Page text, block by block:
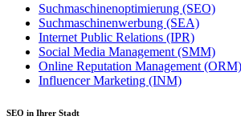
Suchmaschinenoptimierung (SEO)
Suchmaschinenwerbung (SEA)
Internet Public Relations (IPR)
Social Media Management (SMM)
Online Reputation Management (ORM)
Influencer Marketing (INM)
SEO in Ihrer Stadt